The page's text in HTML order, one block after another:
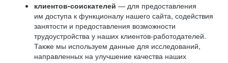
клиентов-соискателей — для предоставления
им доступа к функционалу нашего сайта, содействия
занятости и предоставления возможности
трудоустройства у наших клиентов-работодателей.
Также мы используем данные для исследований,
направленных на улучшение качества наших